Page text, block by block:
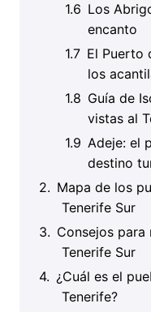
Los
encanto
El Puerto
los
Guía de
vistas al
Adeje: el
destino
Mapa de los
Tenerife Sur
Consejos
Tenerife Sur
¿Cuál es el
Tenerife?